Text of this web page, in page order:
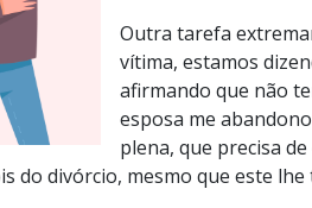
Outra tarefa
vítima, estamos
afirmando que não
esposa me
plena, que precisa
do divórcio, mesmo que este